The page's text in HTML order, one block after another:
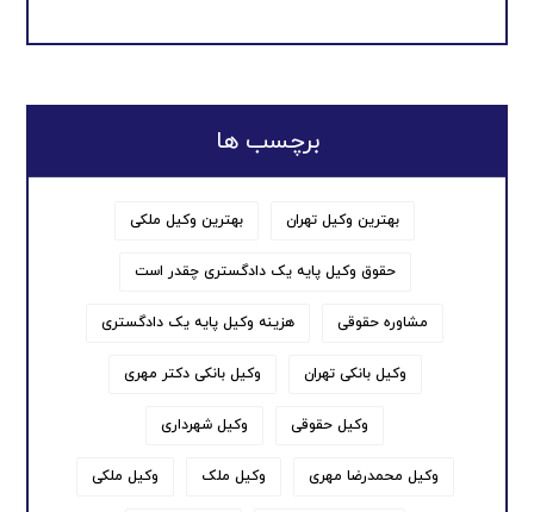
برچسب ها
بهترین وکیل تهران بهترین وکیل ملکی
حقوق وکیل پایه یک دادگستری چقدر است
مشاوره حقوقی هزینه وکیل پایه یک دادگستری
وکیل بانکی تهران وکیل بانکی دکتر مهری
وکیل حقوقی وکیل شهرداری
وکیل محمدرضا مهری وکیل ملک وکیل ملکی